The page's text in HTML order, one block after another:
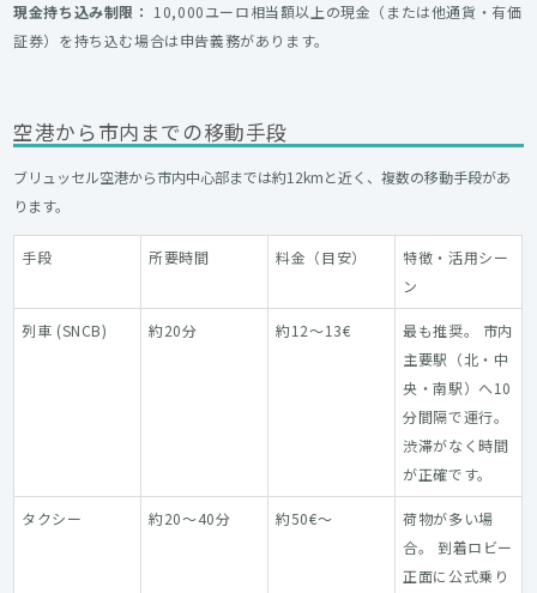
現金持ち込み制限： 10,000ユーロ相当額以上の現金（または他通貨・有価
証券）を持ち込む場合は申告義務があります。
空港から市内までの移動手段
ブリュッセル空港から市内中心部までは約12kmと近く、複数の移動手段があ
ります。
手段 所要時間 料金（目安）
特徴・活用シー
ン
列車 (SNCB) 約20分 約12〜13€
最も推奨。 市内
主要駅（北・中
央・南駅）へ10
分間隔で運行。
渋滞がなく時間
が正確です。
タクシー 約20〜40分 約50€〜
荷物が多い場
合。 到着ロビー
正面に公式乗り